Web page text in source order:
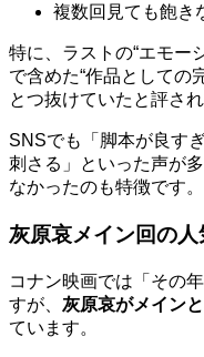
複数回見ても飽き
特に、ラストの“エモー
で含めた“作品としての
とつ抜けていたと評され
SNSでも「脚本が良す
刺さる」といった声が
なかったのも特徴です。
灰原哀メイン回の
コナン映画では「その
すが、 灰原哀がメイン
ています。